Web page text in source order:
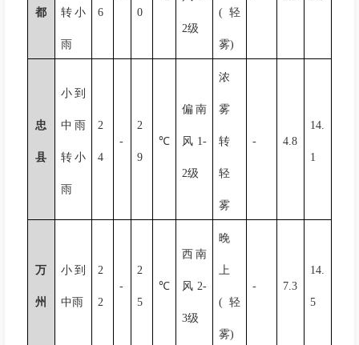
都 转小
雨
6 0
2级
(轻
雾)
忠
县
小到
中雨
转小
雨
2
4
-
2
9
℃
偏南
风 1-
2级
浓
雾
转
轻
雾
- 4.8
14.
1
万
州
小到
中雨
2
2
-
2
5
℃
西南
风 2-
3级
晚
上
(轻
雾)
- 7.3
14.
5